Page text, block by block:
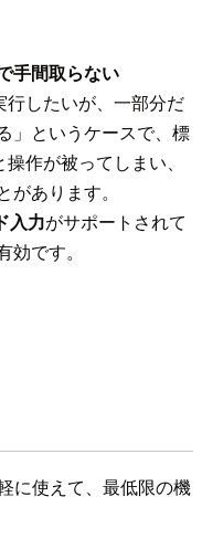
手間取らない
行したいが、一部分だ
」というケースで、標
作が被ってしまい、
あります。
入力がサポートされて
です。
に使えて、最低限の機